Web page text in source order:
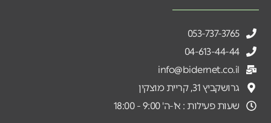
053-737-3765
04-613-44-44
info@bidernet.co.il
גרושקביץ 31, קריית מוצקין
שעות פעילות : א'-ה' 9:00 - 18:00